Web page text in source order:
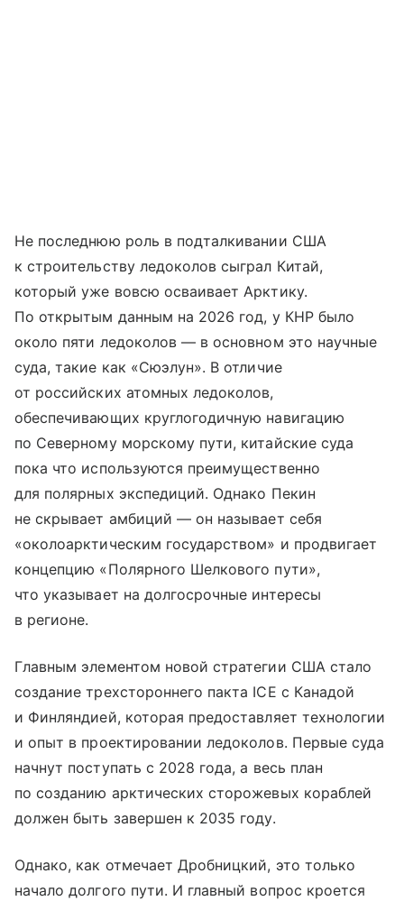
Не последнюю роль в подталкивании США
к строительству ледоколов сыграл Китай,
который уже вовсю осваивает Арктику.
По открытым данным на 2026 год, у КНР было
около пяти ледоколов — в основном это научные
суда, такие как «Сюэлун». В отличие
от российских атомных ледоколов,
обеспечивающих круглогодичную навигацию
по Северному морскому пути, китайские суда
пока что используются преимущественно
для полярных экспедиций. Однако Пекин
не скрывает амбиций — он называет себя
«околоарктическим государством» и продвигает
концепцию «Полярного Шелкового пути»,
что указывает на долгосрочные интересы
в регионе.
Главным элементом новой стратегии США стало
создание трехстороннего пакта ICE с Канадой
и Финляндией, которая предоставляет технологии
и опыт в проектировании ледоколов. Первые суда
начнут поступать с 2028 года, а весь план
по созданию арктических сторожевых кораблей
должен быть завершен к 2035 году.
Однако, как отмечает Дробницкий, это только
начало долгого пути. И главный вопрос кроется